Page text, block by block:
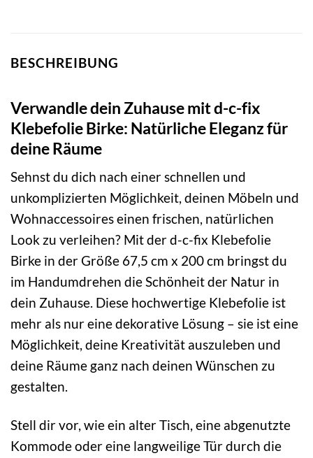
BESCHREIBUNG
Verwandle dein Zuhause mit d-c-fix
Klebefolie Birke: Natürliche Eleganz für
deine Räume
Sehnst du dich nach einer schnellen und
unkomplizierten Möglichkeit, deinen Möbeln und
Wohnaccessoires einen frischen, natürlichen
Look zu verleihen? Mit der d-c-fix Klebefolie
Birke in der Größe 67,5 cm x 200 cm bringst du
im Handumdrehen die Schönheit der Natur in
dein Zuhause. Diese hochwertige Klebefolie ist
mehr als nur eine dekorative Lösung – sie ist eine
Möglichkeit, deine Kreativität auszuleben und
deine Räume ganz nach deinen Wünschen zu
gestalten.
Stell dir vor, wie ein alter Tisch, eine abgenutzte
Kommode oder eine langweilige Tür durch die